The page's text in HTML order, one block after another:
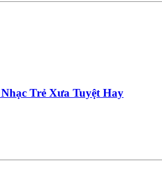
Trẻ Xưa Tuyệt Hay